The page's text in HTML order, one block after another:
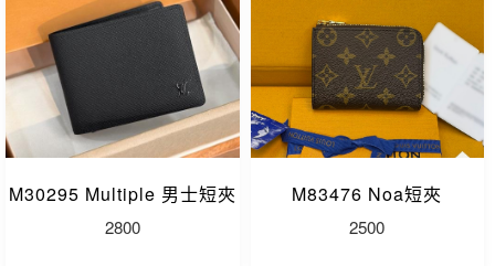
M30295 Multiple 男士短夾
2800
M83476 Noa短夾
2500